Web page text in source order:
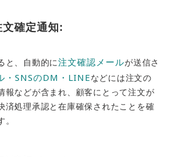
確定通知:
と、自動的に注文確認メールが送信さ
・ SNSのDM・LINEなどには注文の
報などが含まれ、顧客にとって注文が
済処理承認と在庫確保されたことを確